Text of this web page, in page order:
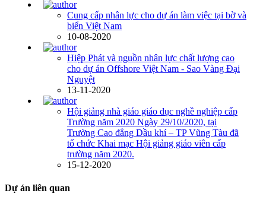
Cung cấp nhân lực cho dự án làm việc tại bờ và
biển Việt Nam
10-08-2020
Hiệp Phát và nguồn nhân lực chất lượng cao
cho dự án Offshore Việt Nam - Sao Vàng Đại
Nguyệt
13-11-2020
Hội giảng nhà giáo giáo dục nghề nghiệp cấp
Trường năm 2020 Ngày 29/10/2020, tại
Trường Cao đẳng Dầu khí – TP Vũng Tàu đã
tổ chức Khai mạc Hội giảng giáo viên cấp
trường năm 2020.
15-12-2020
Dự án liên quan